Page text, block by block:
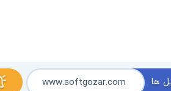
ها www.softgozar.com